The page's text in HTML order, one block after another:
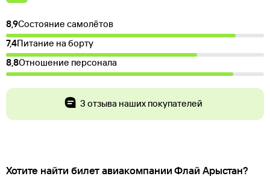
8,9Состояние самолётов
7,4Питание на борту
8,8Отношение персонала
3 отзыва наших покупателей
Хотите найти билет авиакомпании Флай Арыстан?